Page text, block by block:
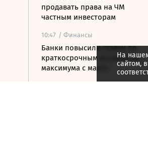
продавать права на ЧМ
частным инвесторам
10:47 / Финансы
Банки повысили ставки по
краткосрочным вкладам до
максимума с марта
На
сайтом,